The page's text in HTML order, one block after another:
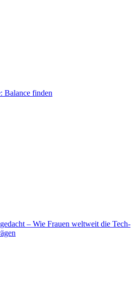
Balance finden
– Wie Frauen weltweit die Tech-